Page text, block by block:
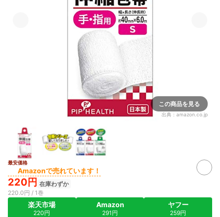
この商品を見る
出典： amazon.co.jp
最安価格
Amazonで売れています！
220円 在庫わずか
220.0円 / 1巻
楽天市場
220円
Amazon
291円
ヤフー
259円